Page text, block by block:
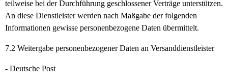
teilweise bei der Durchführung geschlossener Verträge unterstützen.
An diese Dienstleister werden nach Maßgabe der folgenden
Informationen gewisse personenbezogene Daten übermittelt.
7.2 Weitergabe personenbezogener Daten an Versanddienstleister
- Deutsche Post